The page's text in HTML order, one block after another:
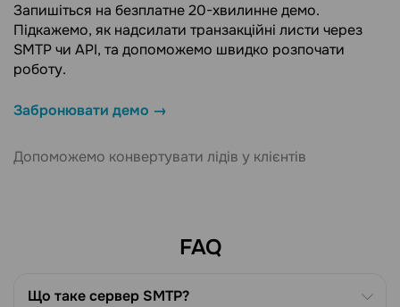
Запишіться на безплатне 20-хвилинне демо.
Підкажемо, як надсилати транзакційні листи через
SMTP чи API, та допоможемо швидко розпочати
роботу.
Забронювати демо →
Допоможемо конвертувати лідів у клієнтів
FAQ
Що таке сервер SMTP?